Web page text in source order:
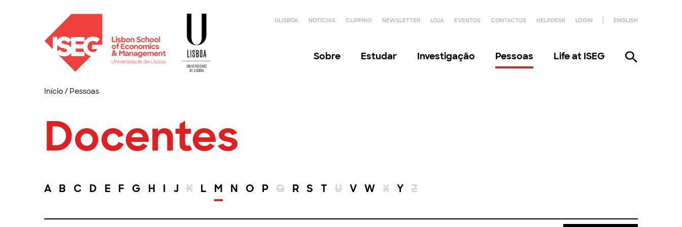
ULISBOA NOTÍCIAS CLIPPING NEWSLETTER LOJA EVENTOS CONTACTOS HELPDESK LOGIN ENGLISH
Sobre Estudar Investigação Pessoas Life at ISEG
Início/ Pessoas
Docentes
A B C D E F G H I J K L M N O P Q R S T U V W X Y Z